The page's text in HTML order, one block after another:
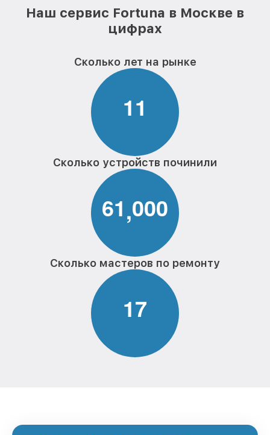
Наш сервис Fortuna в Москве в
цифрах
Сколько лет на рынке
11
Сколько устройств починили
61,000
Сколько мастеров по ремонту
17